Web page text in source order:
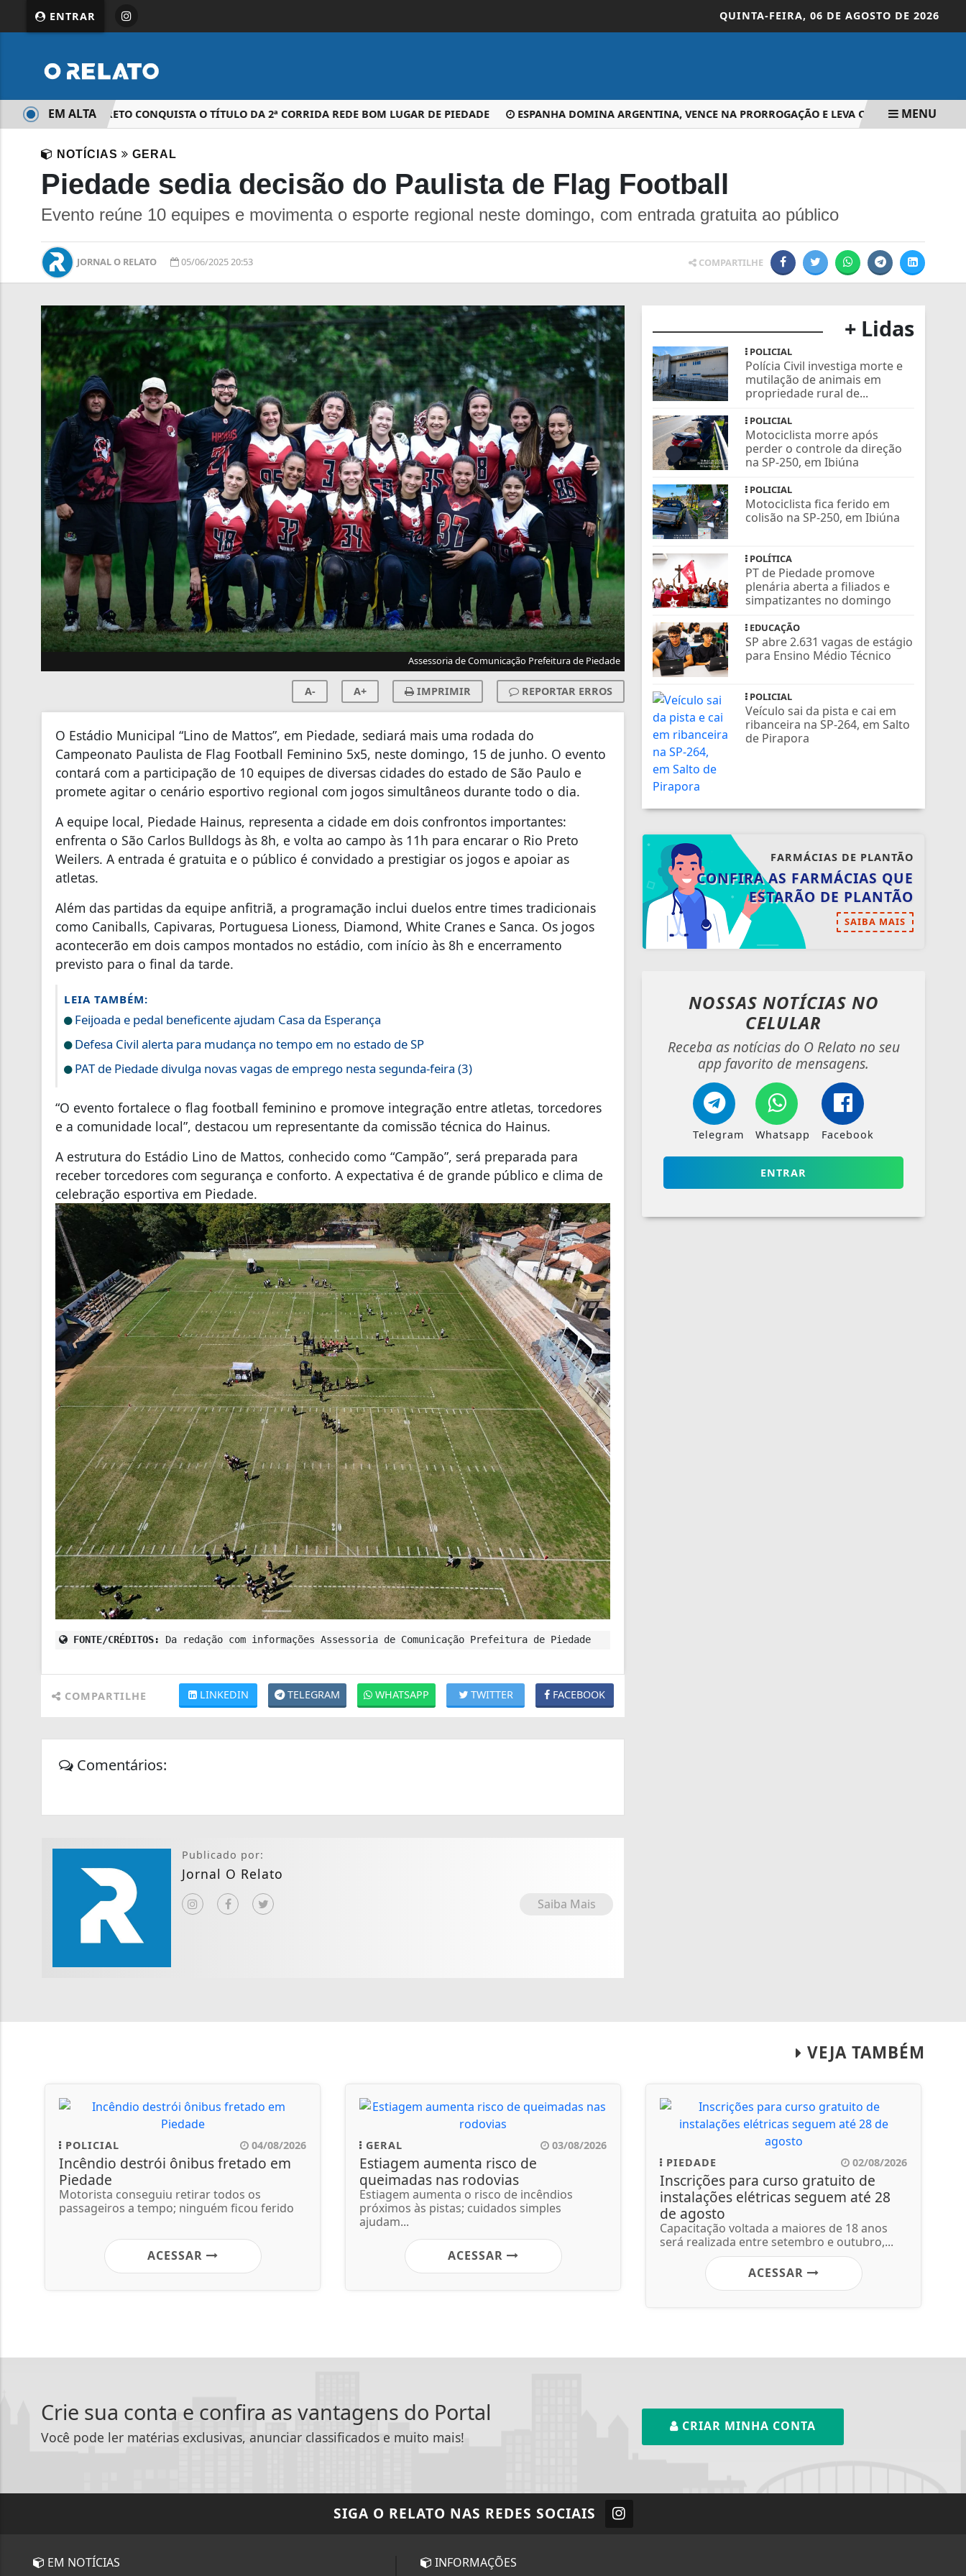
ENTRAR QUINTA-FEIRA, 06 DE AGOSTO DE 2026
RAQUEL BARRETO CONQUISTA O TÍTULO DA 2ª CORRIDA REDE BOM LUGAR DE PIEDADE ESPANHA DOMINA ARGENTINA, VENCE NA PRORROGAÇÃO E LEVA O BI DA COPA
EM ALTA MENU
NOTÍCIAS GERAL
Piedade sedia decisão do Paulista de Flag Football
Evento reúne 10 equipes e movimenta o esporte regional neste domingo, com entrada gratuita ao público
JORNAL O RELATO 05/06/2025 20:53 COMPARTILHE
Assessoria de Comunicação Prefeitura de Piedade
A- A+ IMPRIMIR REPORTAR ERROS
O Estádio Municipal “Lino de Mattos”, em Piedade, sediará mais uma rodada do
Campeonato Paulista de Flag Football Feminino 5x5, neste domingo, 15 de junho. O evento
contará com a participação de 10 equipes de diversas cidades do estado de São Paulo e
promete agitar o cenário esportivo regional com jogos simultâneos durante todo o dia.
A equipe local, Piedade Hainus, representa a cidade em dois confrontos importantes:
enfrenta o São Carlos Bulldogs às 8h, e volta ao campo às 11h para encarar o Rio Preto
Weilers. A entrada é gratuita e o público é convidado a prestigiar os jogos e apoiar as
atletas.
Além das partidas da equipe anfitriã, a programação inclui duelos entre times tradicionais
como Caniballs, Capivaras, Portuguesa Lioness, Diamond, White Cranes e Sanca. Os jogos
acontecerão em dois campos montados no estádio, com início às 8h e encerramento
previsto para o final da tarde.
LEIA TAMBÉM:
Feijoada e pedal beneficente ajudam Casa da Esperança
Defesa Civil alerta para mudança no tempo em no estado de SP
PAT de Piedade divulga novas vagas de emprego nesta segunda-feira (3)
“O evento fortalece o flag football feminino e promove integração entre atletas, torcedores
e a comunidade local”, destacou um representante da comissão técnica do Hainus.
A estrutura do Estádio Lino de Mattos, conhecido como “Campão”, será preparada para
receber torcedores com segurança e conforto. A expectativa é de grande público e clima de
celebração esportiva em Piedade.
FONTE/CRÉDITOS: Da redação com informações Assessoria de Comunicação Prefeitura de Piedade
COMPARTILHE FACEBOOK
TWITTER
WHATSAPP
TELEGRAM
LINKEDIN
Comentários:
Publicado por:
Jornal O Relato
Saiba Mais
+ Lidas
POLICIAL
Polícia Civil investiga morte e
mutilação de animais em
propriedade rural de...
POLICIAL
Motociclista morre após
perder o controle da direção
na SP-250, em Ibiúna
POLICIAL
Motociclista fica ferido em
colisão na SP-250, em Ibiúna
POLÍTICA
PT de Piedade promove
plenária aberta a filiados e
simpatizantes no domingo
EDUCAÇÃO
SP abre 2.631 vagas de estágio
para Ensino Médio Técnico
POLICIAL
Veículo sai da pista e cai em
ribanceira na SP-264, em Salto
de Pirapora
FARMÁCIAS DE PLANTÃO
CONFIRA AS FARMÁCIAS QUE
ESTARÃO DE PLANTÃO
SAIBA MAIS
NOSSAS NOTÍCIAS NO
CELULAR
Receba as notícias do O Relato no seu
app favorito de mensagens.
Telegram Whatsapp Facebook
ENTRAR
VEJA TAMBÉM
POLICIAL 04/08/2026
Incêndio destrói ônibus fretado em
Piedade
Motorista conseguiu retirar todos os
passageiros a tempo; ninguém ficou ferido
ACESSAR
GERAL 03/08/2026
Estiagem aumenta risco de
queimadas nas rodovias
Estiagem aumenta o risco de incêndios
próximos às pistas; cuidados simples
ajudam...
ACESSAR
PIEDADE 02/08/2026
Inscrições para curso gratuito de
instalações elétricas seguem até 28
de agosto
Capacitação voltada a maiores de 18 anos
será realizada entre setembro e outubro,...
ACESSAR
Crie sua conta e confira as vantagens do Portal
Você pode ler matérias exclusivas, anunciar classificados e muito mais!
CRIAR MINHA CONTA
SIGA O RELATO NAS REDES SOCIAIS
EM NOTÍCIAS INFORMAÇÕES